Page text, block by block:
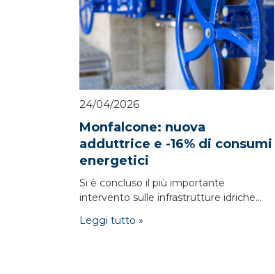
24/04/2026
Monfalcone: nuova
adduttrice e -16% di consumi
energetici
Si è concluso il più importante
intervento sulle infrastrutture idriche...
Leggi tutto »